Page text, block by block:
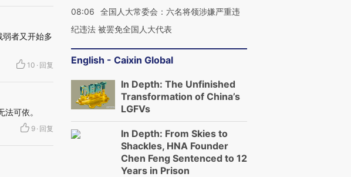
弱者又开始多
10 · 回复
可依。
9 · 回复
08:06
全国人大常委会：六名将领涉嫌严重违
纪违法 被罢免全国人大代表
English - Caixin Global
In Depth: The Unfinished
Transformation of China’s
LGFVs
In Depth: From Skies to
Shackles, HNA Founder
Chen Feng Sentenced to 12
Years in Prison